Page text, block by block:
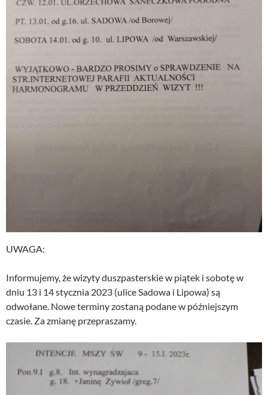
UWAGA:
Informujemy, że wizyty duszpasterskie w piątek i sobotę w
dniu 13 i 14 stycznia 2023 (ulice Sadowa i Lipowa) są
odwołane. Nowe terminy zostaną podane w późniejszym
czasie. Za zmianę przepraszamy.